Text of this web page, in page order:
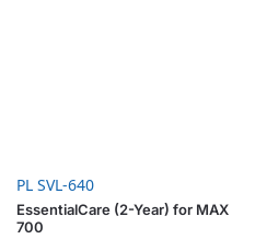
PL SVL-640
EssentialCare (2-Year) for MAX
700